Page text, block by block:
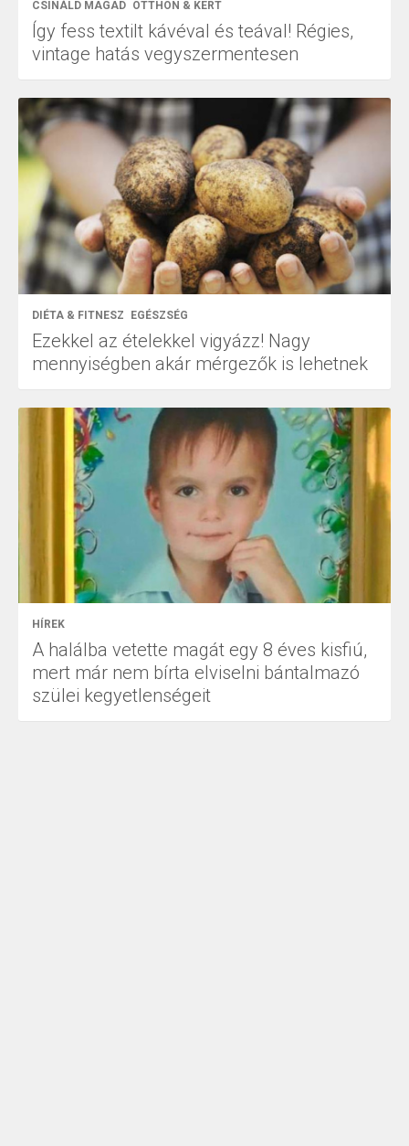
CSINÁLD MAGAD OTTHON & KERT
Így fess textilt kávéval és teával! Régies,
vintage hatás vegyszermentesen
DIÉTA & FITNESZ EGÉSZSÉG
Ezekkel az ételekkel vigyázz! Nagy
mennyiségben akár mérgezők is lehetnek
HÍREK
A halálba vetette magát egy 8 éves kisfiú,
mert már nem bírta elviselni bántalmazó
szülei kegyetlenségeit